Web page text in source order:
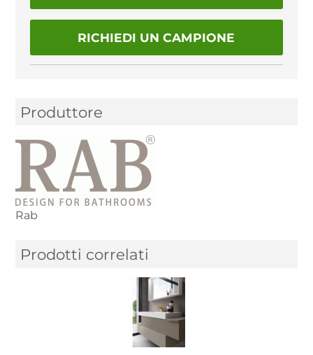
RICHIEDI UN CAMPIONE
Produttore
Rab
Prodotti correlati